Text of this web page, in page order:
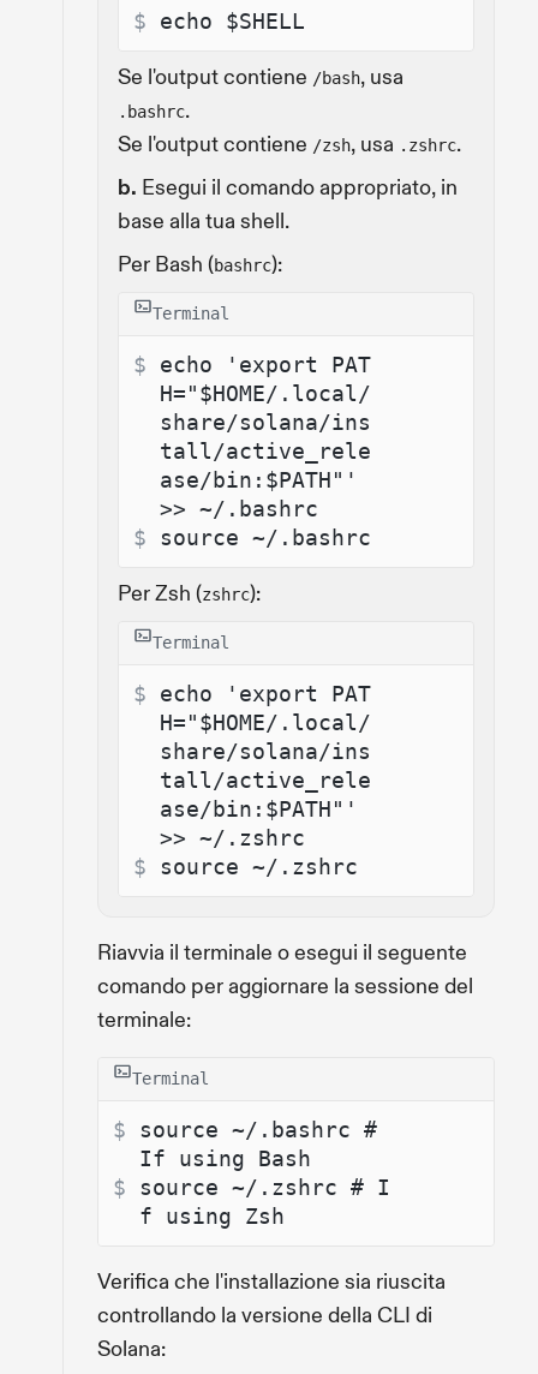
$ echo $SHELL
Se l'output contiene /bash, usa
.bashrc.
Se l'output contiene /zsh, usa .zshrc.
b. Esegui il comando appropriato, in
base alla tua shell.
Per Bash (bashrc):
Terminal
$ echo 'export PAT
H="$HOME/.local/
share/solana/ins
tall/active_rele
ase/bin:$PATH"'
>> ~/.bashrc
$ source ~/.bashrc
Per Zsh (zshrc):
Terminal
$ echo 'export PAT
H="$HOME/.local/
share/solana/ins
tall/active_rele
ase/bin:$PATH"'
>> ~/.zshrc
$ source ~/.zshrc
Riavvia il terminale o esegui il seguente
comando per aggiornare la sessione del
terminale:
Terminal
$ source ~/.bashrc #
If using Bash
$ source ~/.zshrc # I
f using Zsh
Verifica che l'installazione sia riuscita
controllando la versione della CLI di
Solana: